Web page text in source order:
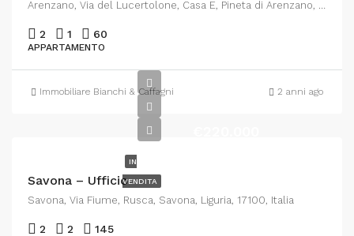
Arenzano, Via del Lucertolone, Casa E, Pineta di Arenzano, Arenzano, Genova, Liguria, 16011, Italia
2 1 60
APPARTAMENTO
Immobiliare Bianchi & Caffagni 2 anni ago
IN
VENDITA
Savona – Ufficio
Savona, Via Fiume, Rusca, Savona, Liguria, 17100, Italia
2 2 145